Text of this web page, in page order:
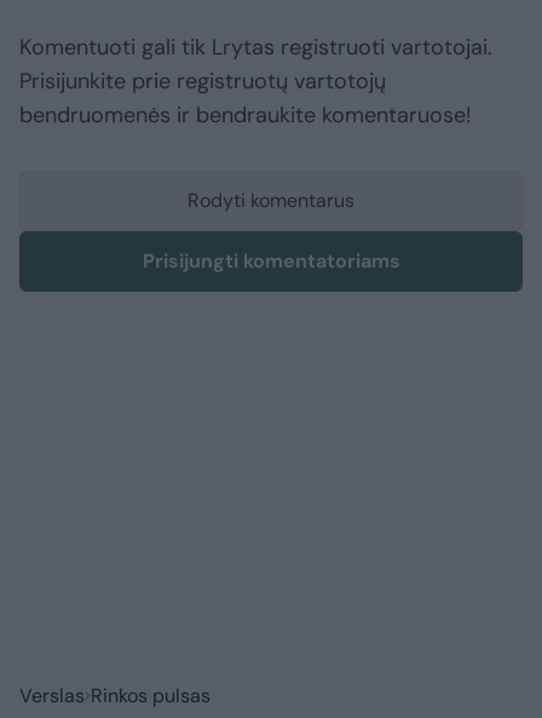
Komentuoti gali tik Lrytas registruoti vartotojai.
Prisijunkite prie registruotų vartotojų
bendruomenės ir bendraukite komentaruose!
Rodyti komentarus
Prisijungti komentatoriams
Verslas Rinkos pulsas